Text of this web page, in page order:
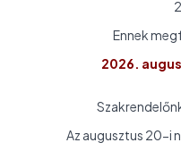
Ennek
2026.
Az augusztus 20-i